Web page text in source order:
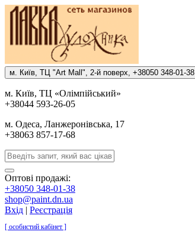
м. Киïв, ТЦ "Art Mall", 2-й поверх, +38050 348-01-38
м. Киïв, ТЦ «Олiмпiйський»
+38044 593-26-05
м. Одеса, Ланжеронiвська, 17
+38063 857-17-68
Оптові продажі:
+38050 348-01-38
shop@paint.dn.ua
Вхід | Реєстрація
[ особистий кабінет ]